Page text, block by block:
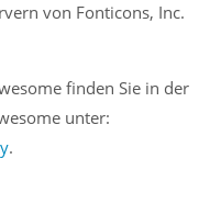
von Fonticons, Inc.
finden Sie in der
unter:
.